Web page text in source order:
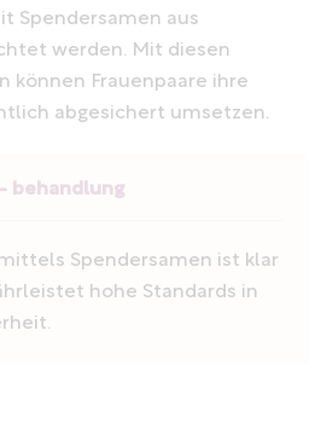
Spendersamen aus
werden. Mit diesen
können Frauenpaare ihre
abgesichert umsetzen.
behandlung
Spendersamen ist klar
hohe Standards in